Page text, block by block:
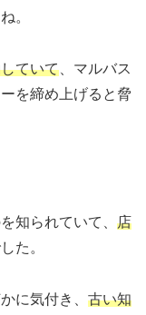
。
ていて 、マルバス
を締め上げると脅
知られていて、 店
た。
に気付き、 古い知